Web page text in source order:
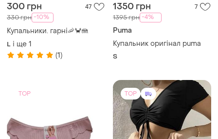
300 грн 47
330 грн -10%
Купальники. гарні🦐🦀🪼
L і ще 1
(1)
1350 грн 7
1395 грн -4%
Puma
Купальник оригінал puma
S
TOP TOP